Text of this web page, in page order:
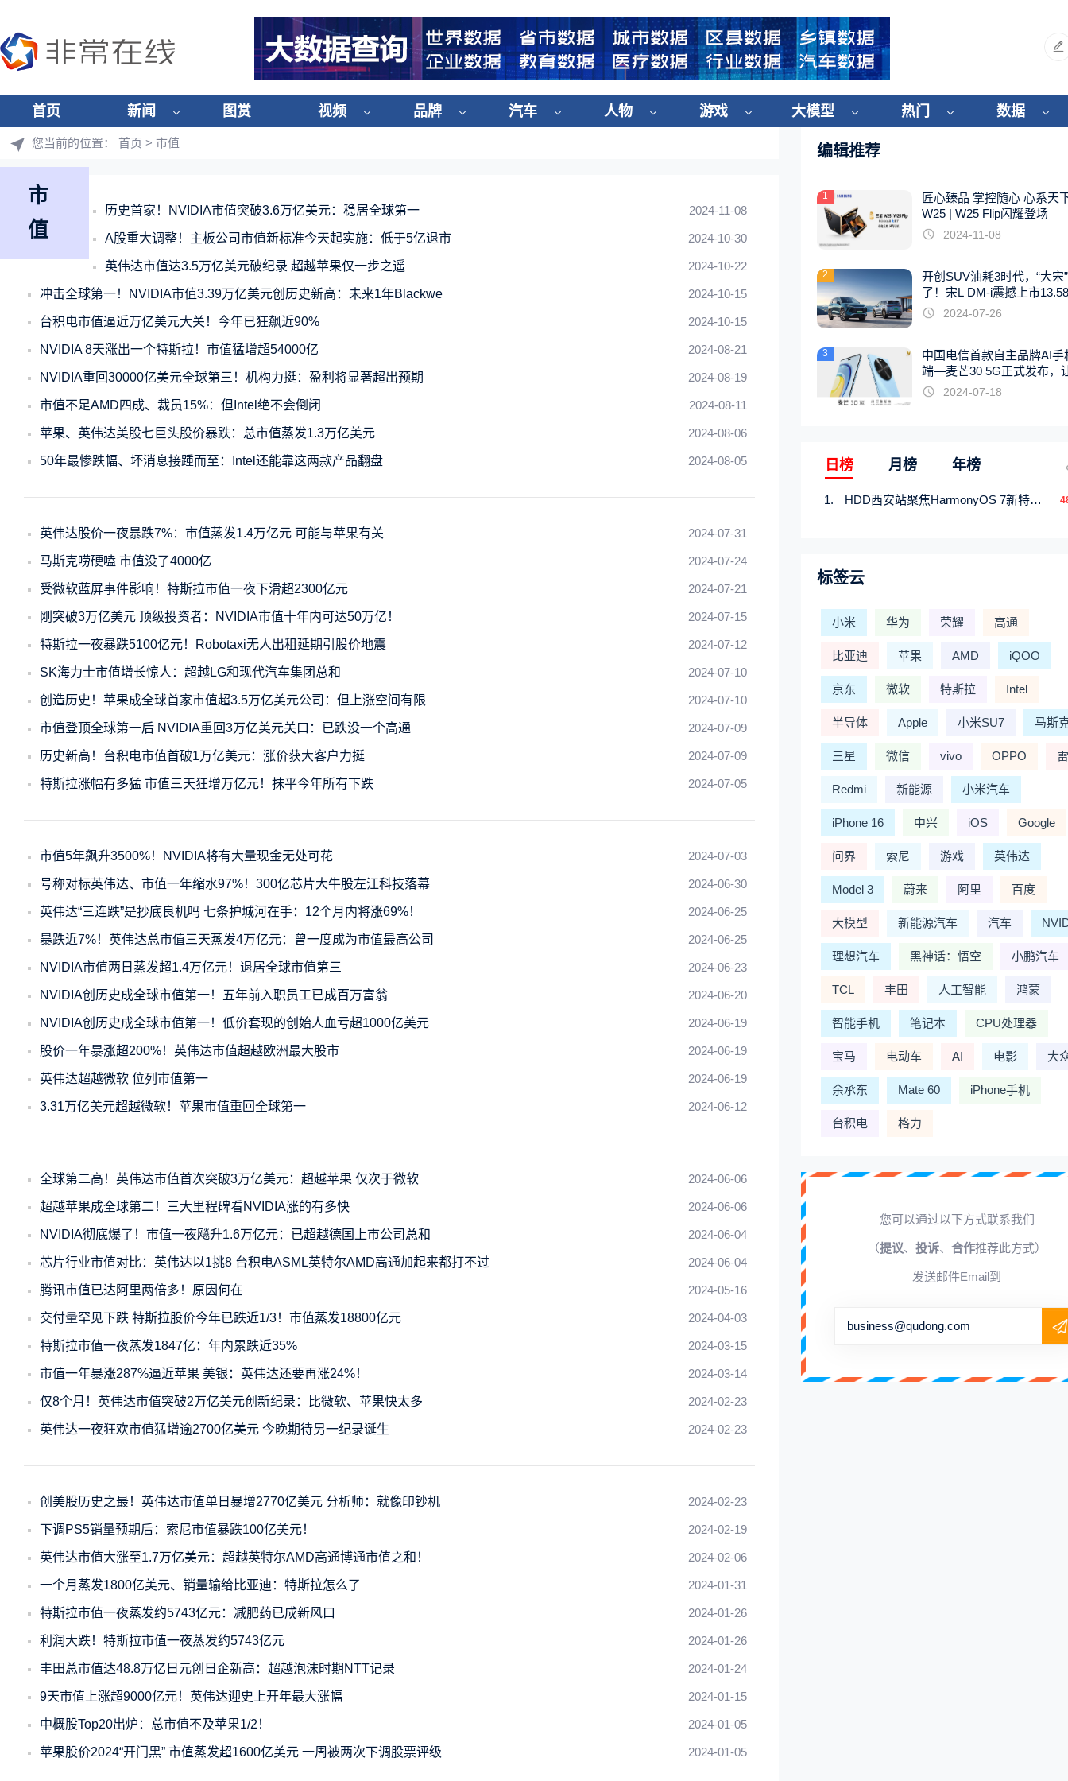
首页 新闻 图赏 视频 品牌 汽车 人物 游戏 大模型 热门 数据
您当前的位置： 首页 > 市值
市
值
2024-11-08
历史首家！NVIDIA市值突破3.6万亿美元：稳居全球第一
2024-10-30
A股重大调整！主板公司市值新标准今天起实施：低于5亿退市
2024-10-22
英伟达市值达3.5万亿美元破纪录 超越苹果仅一步之遥
2024-10-15
冲击全球第一！NVIDIA市值3.39万亿美元创历史新高：未来1年Blackwe
2024-10-15
台积电市值逼近万亿美元大关！今年已狂飙近90%
2024-08-21
NVIDIA 8天涨出一个特斯拉！市值猛增超54000亿
2024-08-19
NVIDIA重回30000亿美元全球第三！机构力挺：盈利将显著超出预期
2024-08-11
市值不足AMD四成、裁员15%：但Intel绝不会倒闭
2024-08-06
苹果、英伟达美股七巨头股价暴跌：总市值蒸发1.3万亿美元
2024-08-05
50年最惨跌幅、坏消息接踵而至：Intel还能靠这两款产品翻盘
2024-07-31
英伟达股价一夜暴跌7%：市值蒸发1.4万亿元 可能与苹果有关
2024-07-24
马斯克唠硬嗑 市值没了4000亿
2024-07-21
受微软蓝屏事件影响！特斯拉市值一夜下滑超2300亿元
2024-07-15
刚突破3万亿美元 顶级投资者：NVIDIA市值十年内可达50万亿！
2024-07-12
特斯拉一夜暴跌5100亿元！Robotaxi无人出租延期引股价地震
2024-07-10
SK海力士市值增长惊人：超越LG和现代汽车集团总和
2024-07-10
创造历史！苹果成全球首家市值超3.5万亿美元公司：但上涨空间有限
2024-07-09
市值登顶全球第一后 NVIDIA重回3万亿美元关口：已跌没一个高通
2024-07-09
历史新高！台积电市值首破1万亿美元：涨价获大客户力挺
2024-07-05
特斯拉涨幅有多猛 市值三天狂增万亿元！抹平今年所有下跌
2024-07-03
市值5年飙升3500%！NVIDIA将有大量现金无处可花
2024-06-30
号称对标英伟达、市值一年缩水97%！300亿芯片大牛股左江科技落幕
2024-06-25
英伟达“三连跌”是抄底良机吗 七条护城河在手：12个月内将涨69%！
2024-06-25
暴跌近7%！英伟达总市值三天蒸发4万亿元：曾一度成为市值最高公司
2024-06-23
NVIDIA市值两日蒸发超1.4万亿元！退居全球市值第三
2024-06-20
NVIDIA创历史成全球市值第一！五年前入职员工已成百万富翁
2024-06-19
NVIDIA创历史成全球市值第一！低价套现的创始人血亏超1000亿美元
2024-06-19
股价一年暴涨超200%！英伟达市值超越欧洲最大股市
2024-06-19
英伟达超越微软 位列市值第一
2024-06-12
3.31万亿美元超越微软！苹果市值重回全球第一
2024-06-06
全球第二高！英伟达市值首次突破3万亿美元：超越苹果 仅次于微软
2024-06-06
超越苹果成全球第二！三大里程碑看NVIDIA涨的有多快
2024-06-04
NVIDIA彻底爆了！市值一夜飚升1.6万亿元：已超越德国上市公司总和
2024-06-04
芯片行业市值对比：英伟达以1挑8 台积电ASML英特尔AMD高通加起来都打不过
2024-05-16
腾讯市值已达阿里两倍多！原因何在
2024-04-03
交付量罕见下跌 特斯拉股价今年已跌近1/3！市值蒸发18800亿元
2024-03-15
特斯拉市值一夜蒸发1847亿：年内累跌近35%
2024-03-14
市值一年暴涨287%逼近苹果 美银：英伟达还要再涨24%！
2024-02-23
仅8个月！英伟达市值突破2万亿美元创新纪录：比微软、苹果快太多
2024-02-23
英伟达一夜狂欢市值猛增逾2700亿美元 今晚期待另一纪录诞生
2024-02-23
创美股历史之最！英伟达市值单日暴增2770亿美元 分析师：就像印钞机
2024-02-19
下调PS5销量预期后：索尼市值暴跌100亿美元！
2024-02-06
英伟达市值大涨至1.7万亿美元：超越英特尔AMD高通博通市值之和！
2024-01-31
一个月蒸发1800亿美元、销量输给比亚迪：特斯拉怎么了
2024-01-26
特斯拉市值一夜蒸发约5743亿元：减肥药已成新风口
2024-01-26
利润大跌！特斯拉市值一夜蒸发约5743亿元
2024-01-24
丰田总市值达48.8万亿日元创日企新高：超越泡沫时期NTT记录
2024-01-15
9天市值上涨超9000亿元！英伟达迎史上开年最大涨幅
2024-01-05
中概股Top20出炉：总市值不及苹果1/2！
2024-01-05
苹果股价2024“开门黑” 市值蒸发超1600亿美元 一周被两次下调股票评级
编辑推荐
1
匠心臻品 掌控随心 心系天
W25 | W25 Flip闪耀登场
2024-11-08
2
开创SUV油耗3时代，“大宋
了！宋L DM-i震撼上市
起
2024-07-26
3
中国电信首款自主品牌AI手
端—麦芒30 5G正式发布，
触手可及2024-07-18
日榜 月榜 年榜
HDD西安站聚焦HarmonyOS 7新特性，解锁从互联到智能的应用开发新范式
标签云
小米 华为 荣耀 高通
比亚迪 苹果 AMD iQOO
京东 微软 特斯拉 Intel
半导体 Apple 小米SU7 马斯
三星 微信 vivo OPPO
Redmi 新能源 小米汽车
iPhone 16 中兴 iOS Google
问界 索尼 游戏 英伟达
Model 3 蔚来 阿里 百度
大模型 新能源汽车 汽车
理想汽车 黑神话：悟空 小鹏汽车
TCL 丰田 人工智能 鸿蒙
智能手机 笔记本 CPU处理器
宝马 电动车 AI 电影 大
余承东 Mate 60 iPhone手机
台积电 格力
您可以通过以下方式联系我们
（提议、 投诉、 合作推荐此方式）
发送邮件Email到
business@qudong.com